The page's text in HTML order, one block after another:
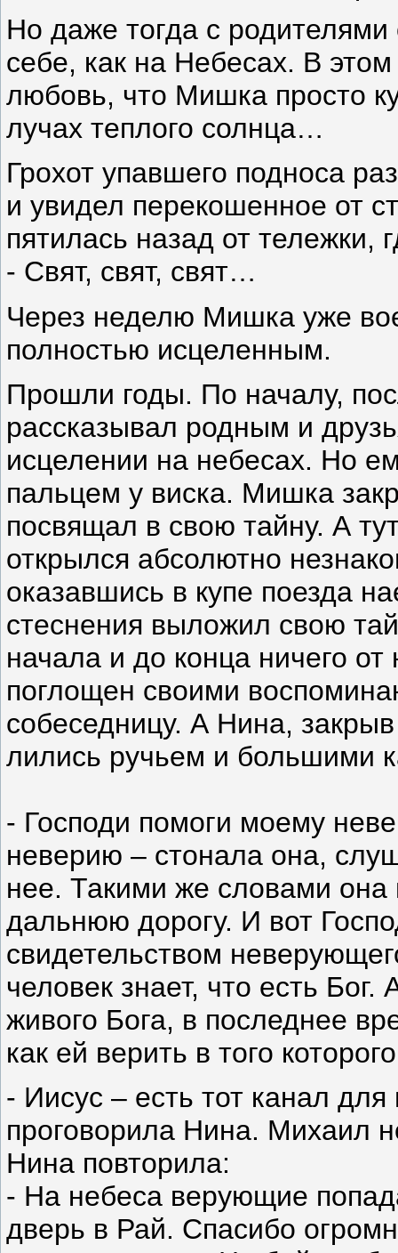
Но даже тогда с
себе, как на Небесах. В
любовь, что Мишка просто
лучах теплого солнца…
Грохот упавшего подноса
и увидел перекошенное от
пятилась назад от
- Свят, свят, свят…
Через неделю Мишка уже
полностью исцеленным.
Прошли годы. По началу,
рассказывал родным и
исцелении на небесах. Но
пальцем у виска. Мишка
посвящал в свою тайну. А
открылся абсолютно
оказавшись в купе поезда
стеснения выложил свою
начала и до конца ничего
поглощен своими
собеседницу. А Нина,
лились ручьем и большими
- Господи помоги моему
неверию – стонала она,
нее. Такими же словами она
дальнюю дорогу. И вот
свидетельством
человек знает, что есть
живого Бога, в последнее
как ей верить в того
- Иисус – есть тот канал
проговорила Нина. Михаил
Нина повторила:
- На небеса верующие
дверь в Рай. Спасибо